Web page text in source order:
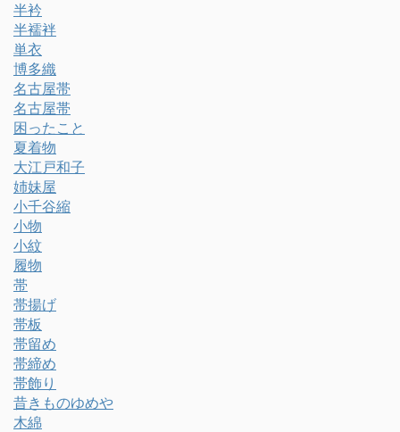
半衿
半襦袢
単衣
博多織
名古屋帯
名古屋帯
困ったこと
夏着物
大江戸和子
姉妹屋
小千谷縮
小物
小紋
履物
帯
帯揚げ
帯板
帯留め
帯締め
帯飾り
昔きものゆめや
木綿